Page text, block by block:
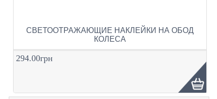
СВЕТООТРАЖАЮЩИЕ НАКЛЕЙКИ НА ОБОД
КОЛЕСА
294.00грн